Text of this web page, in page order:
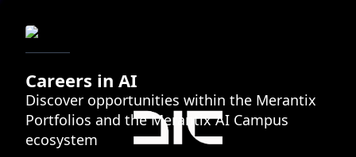
Careers in AI
Discover opportunities within the Merantix
Portfolios and the Merantix AI Campus
ecosystem